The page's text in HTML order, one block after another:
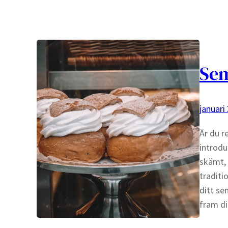
januari
Är du
skämt,
ditt
fram